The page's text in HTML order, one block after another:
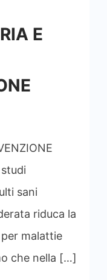
E
studi
sani
riduca la
malattie
che nella […]